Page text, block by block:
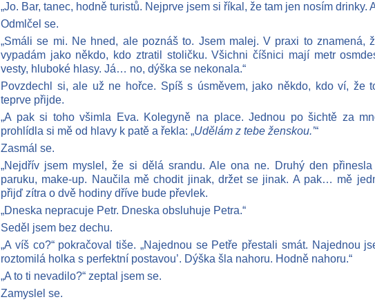
„Jo. Bar, tanec, hodně turistů. Nejprve jsem si říkal, že tam jen nosím drinky.
Odmlčel se.
„Smáli se mi. Ne hned, ale poznáš to. Jsem malej. V praxi to znamená,
vypadám jako někdo, kdo ztratil stoličku. Všichni číšnici mají metr
vesty, hluboké hlasy. Já… no, dýška se nekonala.“
Povzdechl si, ale už ne hořce. Spíš s úsměvem, jako někdo, kdo ví, že
teprve přijde.
„A pak si toho všimla Eva. Kolegyně na place. Jednou po šichtě za
prohlídla si mě od hlavy k patě a řekla: „Udělám z tebe ženskou.’“
Zasmál se.
„Nejdřív jsem myslel, že si dělá srandu. Ale ona ne. Druhý den přinesla
paruku, make-up. Naučila mě chodit jinak, držet se jinak. A pak… mě
přijď zítra o dvě hodiny dříve bude převlek.
„Dneska nepracuje Petr. Dneska obsluhuje Petra.“
Seděl jsem bez dechu.
„A víš co?“ pokračoval tiše. „Najednou se Petře přestali smát. Najednou
roztomilá holka s perfektní postavou’. Dýška šla nahoru. Hodně nahoru.“
„A to ti nevadilo?“ zeptal jsem se.
Zamyslel se.